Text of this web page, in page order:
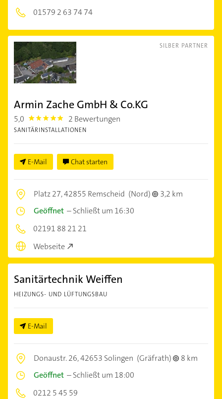
01579 2 63 74 74
SILBER PARTNER
Armin Zache GmbH & Co.KG
5,0 5.0 2 Bewertungen
SANITÄRINSTALLATIONEN
E-Mail Chat starten
Platz 27,42855 Remscheid (Nord)
3,2 km
Geöffnet –Schließt um 16:30
02191 88 21 21
Webseite
Sanitärtechnik Weiffen
HEIZUNGS- UND LÜFTUNGSBAU
E-Mail
Donaustr. 26,42653 Solingen (Gräfrath)
8 km
Geöffnet –Schließt um 18:00
0212 5 45 59